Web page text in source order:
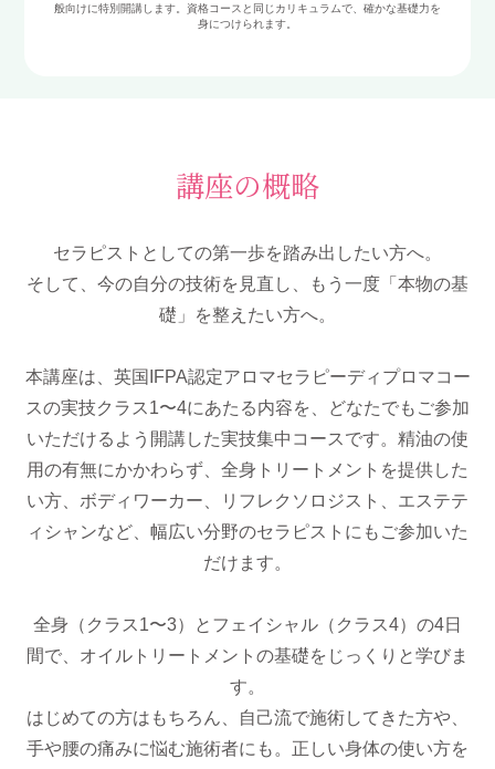
般向けに特別開講します。資格コースと同じカリキュラムで、確かな基礎力を
身につけられます。
講座の概略
セラピストとしての第一歩を踏み出したい方へ。
そして、今の自分の技術を見直し、もう一度「本物の基
礎」を整えたい方へ。
本講座は、英国IFPA認定アロマセラピーディプロマコー
スの実技クラス1〜4にあたる内容を、どなたでもご参加
いただけるよう開講した実技集中コースです。精油の使
用の有無にかかわらず、全身トリートメントを提供した
い方、ボディワーカー、リフレクソロジスト、エステテ
ィシャンなど、幅広い分野のセラピストにもご参加いた
だけます。
全身（クラス1〜3）とフェイシャル（クラス4）の4日
間で、オイルトリートメントの基礎をじっくりと学びま
す。
はじめての方はもちろん、自己流で施術してきた方や、
手や腰の痛みに悩む施術者にも。正しい身体の使い方を